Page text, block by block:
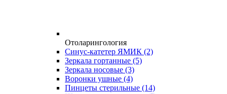
Отоларингология
Синус-катетер ЯМИК (2)
Зеркала гортанные (5)
Зеркала носовые (3)
Воронки ушные (4)
Пинцеты стерильные (14)